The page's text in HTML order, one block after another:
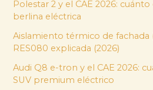
Polestar 2 y el CAE 2026:
berlina eléctrica
Aislamiento térmico de fachada
RES080 explicada (2026)
Audi Q8 e-tron y el CAE 2026:
SUV premium eléctrico